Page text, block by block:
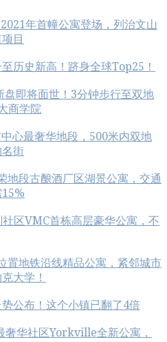
年首幢公寓登场，列治文山
目
历史新高！跻身全球Top25！
盘即将面世！3分钟步行至双地
商学院
心最奢华地段，500米内双地
街
地段古酿酒厂区湖景公寓，交通
区VMC首栋高层豪华公寓，不
置地铁沿线精品公寓，紧邻城市
大学！
公布！这个小镇已翻了4倍
奢华社区Yorkville全新公寓，